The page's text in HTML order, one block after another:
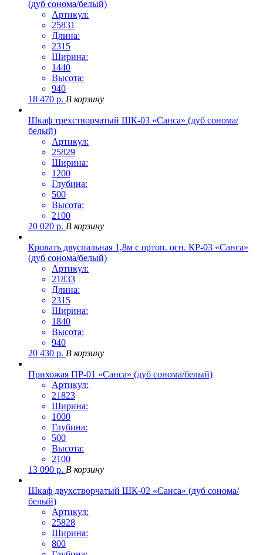
(дуб сонома/белый)
Артикул:
25831
Длина:
2315
Ширина:
1440
Высота:
940
18 470 р. В корзину
Шкаф трехстворчатый ШК-03 «Санса» (дуб сонома/
белый)
Артикул:
25829
Ширина:
1200
Глубина:
500
Высота:
2100
20 020 р. В корзину
Кровать двуспальная 1,8м с ортоп. осн. КР-03 «Санса»
(дуб сонома/белый)
Артикул:
21833
Длина:
2315
Ширина:
1840
Высота:
940
20 430 р. В корзину
Прихожая ПР-01 «Санса» (дуб сонома/белый)
Артикул:
21823
Ширина:
1000
Глубина:
500
Высота:
2100
13 090 р. В корзину
Шкаф двухстворчатый ШК-02 «Санса» (дуб сонома/
белый)
Артикул:
25828
Ширина:
800